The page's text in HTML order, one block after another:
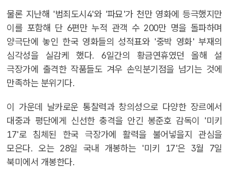
물론 지난해 '범죄도시4'와 '파묘'가 천만 영화에 등극했지만
이를 포함해 단 6편만 누적 관객 수 200만 명을 돌파하며
양극단에 놓인 한국 영화들의 성적표와 '중박 영화' 부재의
심각성을 실감케 했다. 6일간의 황금연휴였던 올해 설
극장가에 출격한 작품들도 겨우 손익분기점을 넘기는 것에
만족하는 분위기다.
이 가운데 날카로운 통찰력과 창의성으로 다양한 장르에서
대중과 평단에게 신선한 충격을 안긴 봉준호 감독이 '미키
17'로 침체된 한국 극장가에 활력을 불어넣을지 관심을
모은다. 오는 28일 국내 개봉하는 '미키 17'은 3월 7일
북미에서 개봉한다.